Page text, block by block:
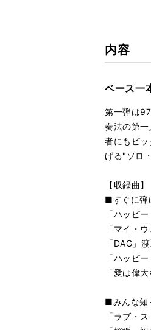
内容
ベース一
第一弾は
奏法の第
者にもピ
げる"ソロ
【収録曲】
■すぐに弾
「ハッピ
「マイ・
「DAG」
「ハッピ
「愛は偉
■みんな知
「ラブ・